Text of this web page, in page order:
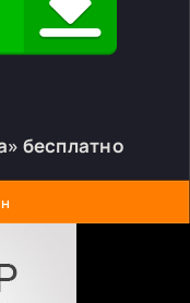
бесплатно